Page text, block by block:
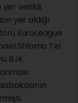
yer verildi:
yer aldığı
EuroLeague
Shlomo Tel
BJK